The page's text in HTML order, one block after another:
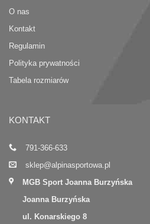
O nas
Kontakt
Regulamin
Polityka prywatności
Tabela rozmiarów
KONTAKT
791-366-633
sklep@alpinasportowa.pl
MGB Sport Joanna Burzyńska
Joanna Burzyńska
ul. Konarskiego 8